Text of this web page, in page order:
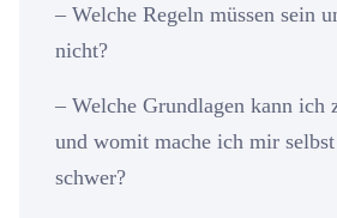
– Welche Regeln müssen sein
nicht?
– Welche Grundlagen kann ich
und womit mache ich mir selbst
schwer?